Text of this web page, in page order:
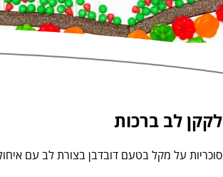
לקקן לב ברכות
סוכריות על מקל בטעם דובדבן בצורת לב עם